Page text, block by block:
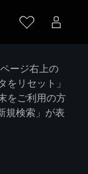
ージ右上の
をリセット」
をご利用の方
規検索」が表